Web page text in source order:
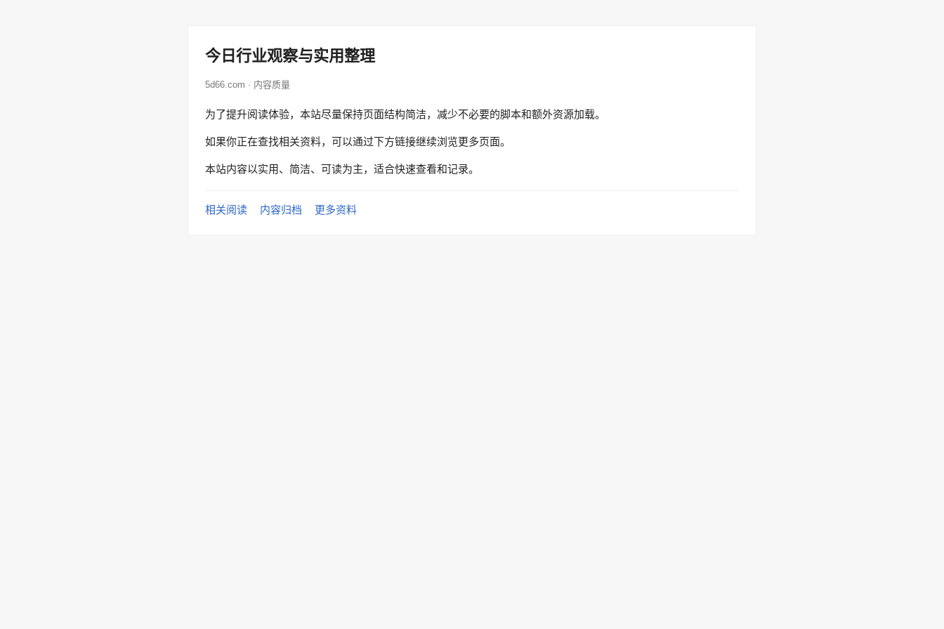
今日行业观察与实用整理
5d66.com · 内容质量
为了提升阅读体验，本站尽量保持页面结构简洁，减少不必要的脚本和额外资源加载。
如果你正在查找相关资料，可以通过下方链接继续浏览更多页面。
本站内容以实用、简洁、可读为主，适合快速查看和记录。
相关阅读 内容归档 更多资料